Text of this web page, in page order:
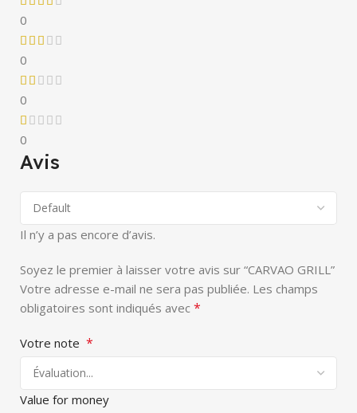
0
0
0
0
Avis
Il n’y a pas encore d’avis.
Soyez le premier à laisser votre avis sur “CARVAO GRILL”
Votre adresse e-mail ne sera pas publiée. Les champs
obligatoires sont indiqués avec *
Votre note *
Value for money